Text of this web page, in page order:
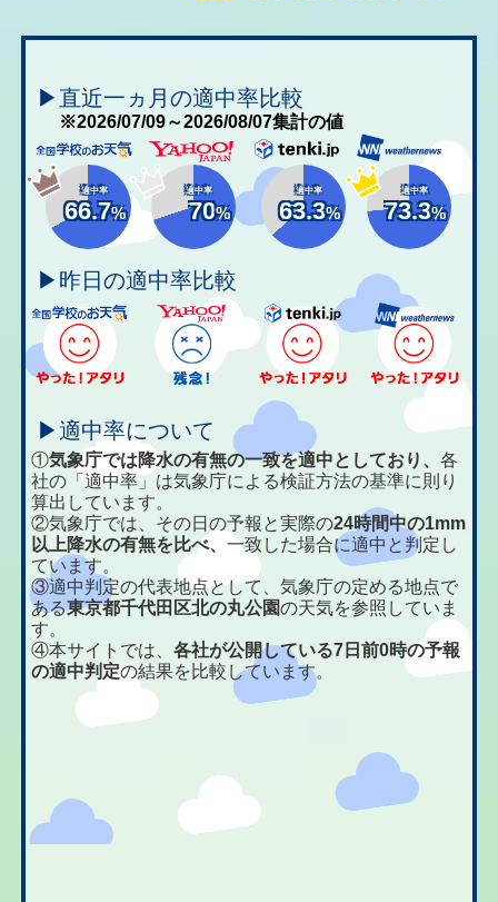
▶直近一ヵ月の適中率比較
※2026/07/09～2026/08/07集計の値
適中率
66.7%
適中率
70%
適中率
63.3%
適中率
73.3%
▶昨日の適中率比較
▶適中率について
①気象庁では降水の有無の一致を適中としており、各
社の「適中率」は気象庁による検証方法の基準に則り
算出しています。
②気象庁では、その日の予報と実際の24時間中の1mm
以上降水の有無を比べ、一致した場合に適中と判定し
ています。
③適中判定の代表地点として、気象庁の定める地点で
ある東京都千代田区北の丸公園の天気を参照していま
す。
④本サイトでは、各社が公開している7日前0時の予報
の適中判定の結果を比較しています。